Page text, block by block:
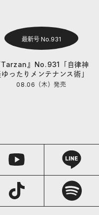
最新号 No.931
Tarzan』No.931「自律神
ったりメンテナンス術」
08.06（木）発売